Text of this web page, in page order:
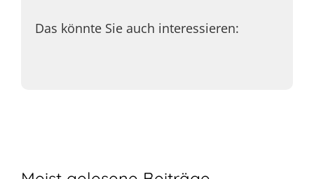
Das könnte Sie auch interessieren: